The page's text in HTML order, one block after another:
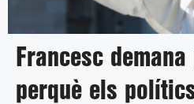
Francesc
perquè els